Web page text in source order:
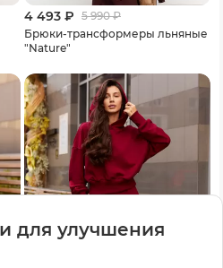
для улучшения
4 493 ₽ 5 990₽
Брюки-трансформеры льняные
"Nature"